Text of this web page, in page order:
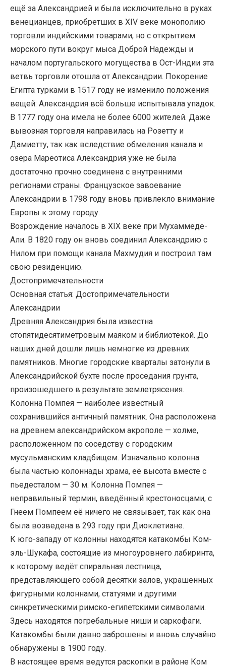
ещё за Александрией и была исключительно в руках
венецианцев, приобретших в XIV веке монополию
торговли индийскими товарами, но с открытием
морского пути вокруг мыса Доброй Надежды и
началом португальского могущества в Ост-Индии эта
ветвь торговли отошла от Александрии. Покорение
Египта турками в 1517 году не изменило положения
вещей: Александрия всё больше испытывала упадок.
В 1777 году она имела не более 6000 жителей. Даже
вывозная торговля направилась на Розетту и
Дамиетту, так как вследствие обмеления канала и
озера Мареотиса Александрия уже не была
достаточно прочно соединена с внутренними
регионами страны. Французское завоевание
Александрии в 1798 году вновь привлекло внимание
Европы к этому городу.
Возрождение началось в XIX веке при Мухаммеде-
Али. В 1820 году он вновь соединил Александрию с
Нилом при помощи канала Махмудия и построил там
свою резиденцию.
Достопримечательности
Основная статья: Достопримечательности
Александрии
Древняя Александрия была известна
стопятидесятиметровым маяком и библиотекой. До
наших дней дошли лишь немногие из древних
памятников. Многие городские кварталы затонули в
Александрийской бухте после проседания грунта,
произошедшего в результате землетрясения.
Колонна Помпея — наиболее известный
сохранившийся античный памятник. Она расположена
на древнем александрийском акрополе — холме,
расположенном по соседству с городским
мусульманским кладбищем. Изначально колонна
была частью колоннады храма, её высота вместе с
пьедесталом — 30 м. Колонна Помпея —
неправильный термин, введённый крестоносцами, с
Гнеем Помпеем её ничего не связывает, так как она
была возведена в 293 году при Диоклетиане.
К юго-западу от колонны находятся катакомбы Ком-
эль-Шукафа, состоящие из многоуровнего лабиринта,
к которому ведёт спиральная лестница,
представляющего собой десятки залов, украшенных
фигурными колоннами, статуями и другими
синкретическими римско-египетскими символами.
Здесь находятся погребальные ниши и саркофаги.
Катакомбы были давно заброшены и вновь случайно
обнаружены в 1900 году.
В настоящее время ведутся раскопки в районе Ком